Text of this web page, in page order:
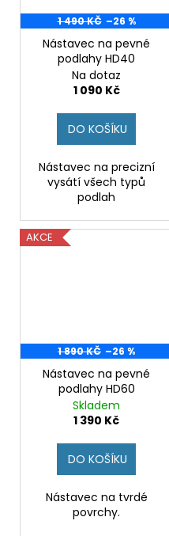
1 490 KČ –26 %
Nástavec na pevné
podlahy HD40
Na dotaz
1 090 Kč
DO KOŠÍKU
Nástavec na precizní
vysátí všech typů
podlah
AKCE
1 890 KČ –26 %
Nástavec na pevné
podlahy HD60
Skladem
1 390 Kč
DO KOŠÍKU
Nástavec na tvrdé
povrchy.